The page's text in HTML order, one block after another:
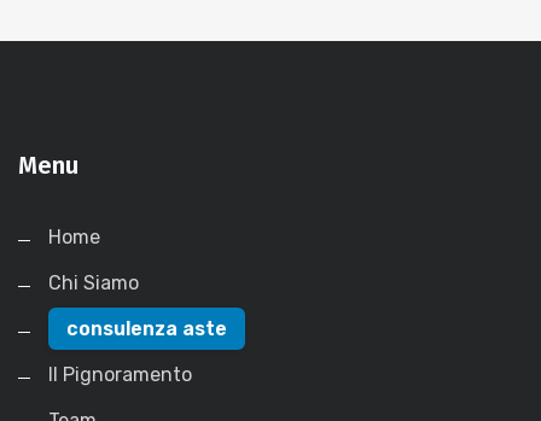
Menu
Home
Chi Siamo
consulenza aste
Il Pignoramento